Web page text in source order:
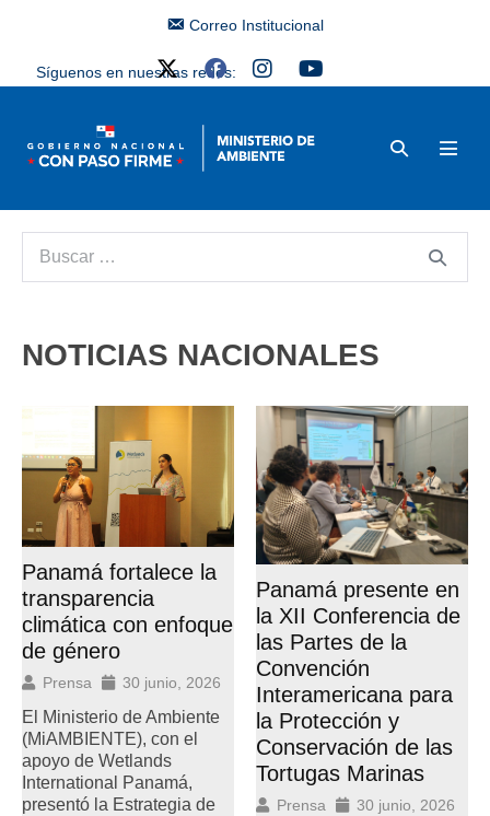
Correo Institucional
Síguenos en nuestras redes:
NOTICIAS NACIONALES
Panamá fortalece la
transparencia
climática con enfoque
de género
Prensa 30 junio, 2026
El Ministerio de Ambiente
(MiAMBIENTE), con el
apoyo de Wetlands
International Panamá,
presentó la Estrategia de
Panamá presente en
la XII Conferencia de
las Partes de la
Convención
Interamericana para
la Protección y
Conservación de las
Tortugas Marinas
Prensa 30 junio, 2026